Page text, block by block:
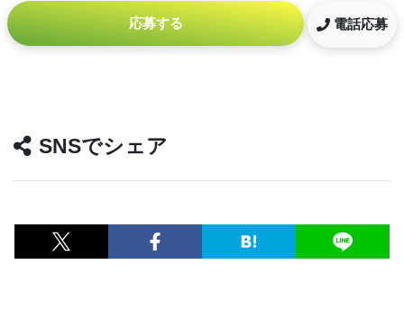
応募する 電話応募
SNSでシェア